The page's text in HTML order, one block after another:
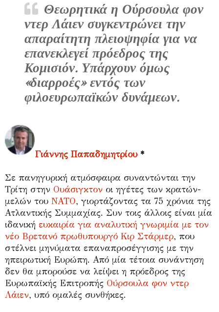
Θεωρητικά η Ούρσουλα φον
ντερ Λάιεν συγκεντρώνει την
απαραίτητη πλειοψηφία για να
επανεκλεγεί πρόεδρος της
Κομισιόν. Υπάρχουν όμως
«διαρροές» εντός των
φιλοευρωπαϊκών δυνάμεων.
Γιάννης Παπαδημητρίου*
Σε πανηγυρική ατμόσφαιρα συναντώνται την
Τρίτη στην Ουάσιγκτον οι ηγέτες των κρατών-
μελών του ΝΑΤΟ, γιορτάζοντας τα 75 χρόνια της
Ατλαντικής Συμμαχίας. Συν τοις άλλοις είναι μία
ιδανική ευκαιρία για αναλυτική γνωριμία με τον
νέο Βρετανό πρωθυπουργό Κιρ Στάρμερ, που
στέλνει μηνύματα επαναπροσέγγισης με την
ηπειρωτική Ευρώπη. Από μία τέτοια συνάντηση
δεν θα μπορούσε να λείψει η πρόεδρος της
Ευρωπαϊκής Επιτροπής Ούρσουλα φον ντερ
Λάιεν, υπό ομαλές συνθήκες.